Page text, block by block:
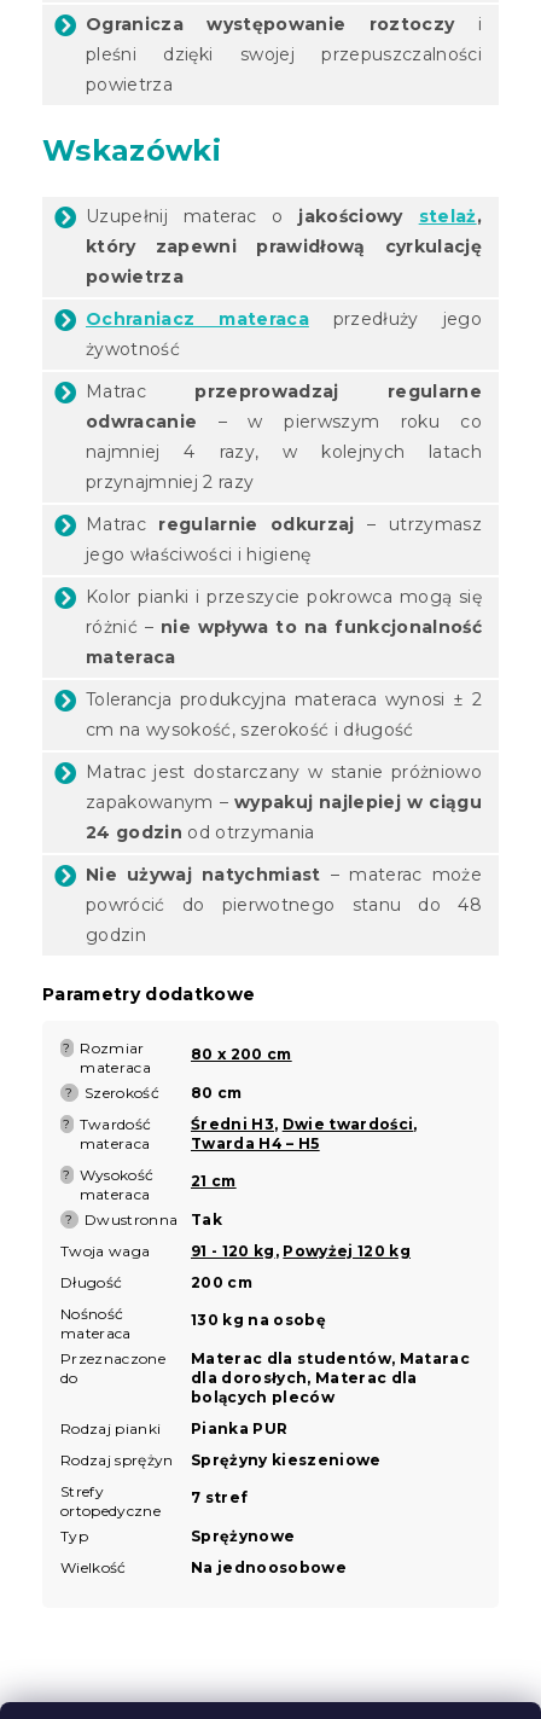
Ogranicza występowanie roztoczyi
pleśni dzięki swojej przepuszczalności
powietrza
Wskazówki
Uzupełnij materac o jakościowy stelaż,
który zapewni prawidłową cyrkulację
powietrza
Ochraniacz materacaprzedłuży jego
żywotność
Matrac przeprowadzaj regularne
odwracanie – w pierwszym roku co
najmniej 4 razy, w kolejnych latach
przynajmniej 2 razy
Matrac regularnie odkurzaj – utrzymasz
jego właściwości i higienę
Kolor pianki i przeszycie pokrowca mogą się
różnić – nie wpływa to na funkcjonalność
materaca
Tolerancja produkcyjna materaca wynosi ± 2
cm na wysokość, szerokość i długość
Matrac jest dostarczany w stanie próżniowo
zapakowanym – wypakuj najlepiej w ciągu
24 godzin od otrzymania
Nie używaj natychmiast – materac może
powrócić do pierwotnego stanu do 48
godzin
Parametry dodatkowe
?
Rozmiar
materaca
80 x 200 cm
? Szerokość 80 cm
?
Twardość
materaca
Średni H3, Dwie twardości,
Twarda H4 – H5
?
Wysokość
materaca
21 cm
? Dwustronna
Tak
Twoja waga
91 - 120 kg , Powyżej 120 kg
Długość
200 cm
Nośność
materaca
130 kg na osobę
Przeznaczone
do
Materac dla studentów, Matarac
dla dorosłych, Materac dla
bolących pleców
Rodzaj pianki
Pianka PUR
Rodzaj sprężyn
Sprężyny kieszeniowe
Strefy
ortopedyczne
7 stref
Typ
Sprężynowe
Wielkość
Na jednoosobowe
S